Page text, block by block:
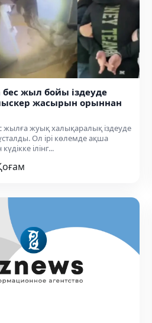
жыл бойы іздеуде
жасырын орыннан
жылға жуық халықаралық іздеуде
Ол ірі көлемде ақша
ілінг...